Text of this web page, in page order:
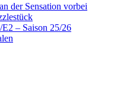
der Sensation vorbei
– Saison 25/26